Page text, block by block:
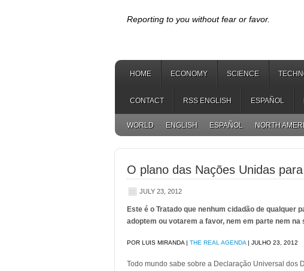
Reporting to you without fear or favor.
HOME ECONOMY SCIENCE
CONTACT RSS ENGLISH ESPAÑOL
WORLD ENGLISH ESPAÑOL NORTH
O plano das Nações Unidas
JULY 23, 2012
Este é o Tratado que nenhum cidadão de
adoptem ou votarem a favor, nem em parte nem na
POR LUIS MIRANDA | THE REAL AGENDA | JULHO 23, 2012
Todo mundo sabe sobre a Declaração Universal dos